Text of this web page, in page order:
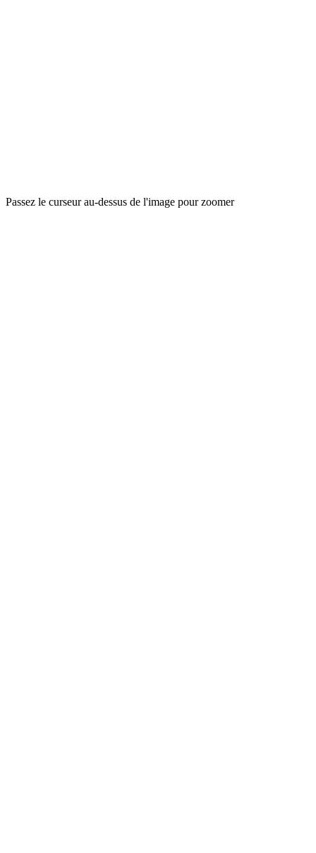
Passez le curseur au-dessus de l'image pour zoomer